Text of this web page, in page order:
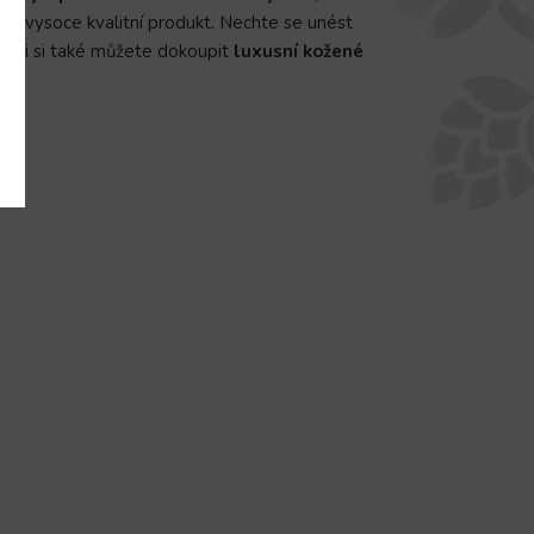
a vysoce kvalitní produkt. Nechte se unést
si také můžete dokoupit luxusní kožené